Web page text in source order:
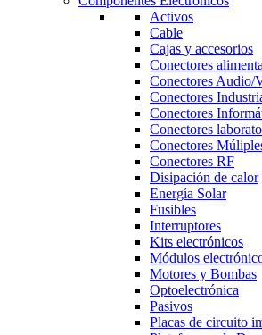
Activos
Cable
Cajas y accesorios
Conectores
Conectores Audio/
Conectores
Conectores
Conectores
Conectores
Conectores RF
Disipación de calor
Energía Solar
Fusibles
Interruptores
Kits electrónicos
Módulos
Motores y Bombas
Optoelectrónica
Pasivos
Placas de circuito